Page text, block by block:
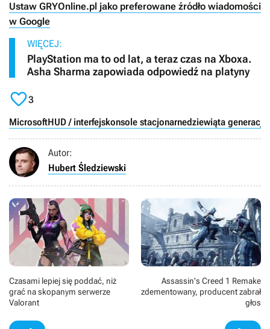
Ustaw GRYOnline.pl jako preferowane źródło wiadomości
w Google
WIĘCEJ:
PlayStation ma to od lat, a teraz czas na Xboxa.
Asha Sharma zapowiada odpowiedź na platyny
3
MicrosoftHUD / interfejskonsole stacjonarnedziewiąta generacja
Autor:
Hubert Śledziewski
Czasami lepiej się poddać, niż
grać na skopanym serwerze
Valorant
Assassin's Creed 1 Remake
zdementowany, producent zabrał
głos